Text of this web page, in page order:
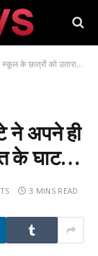
को उतारा मौत के घाट…
ने अपने ही
के घाट…
3 MINS READ